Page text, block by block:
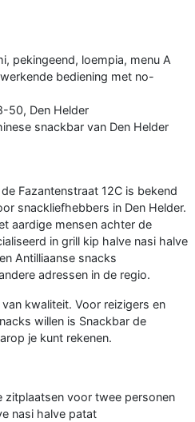
pekingeend, loempia, menu A
bediening met no-
50, Den Helder
snackbar van Den Helder
Fazantenstraat 12C is bekend
snackliefhebbers in Den Helder.
aardige mensen achter de
in grill kip halve nasi halve
Antilliaanse snacks
adressen in de regio.
kwaliteit. Voor reizigers en
willen is Snackbar de
je kunt rekenen.
zitplaatsen voor twee personen
nasi halve patat